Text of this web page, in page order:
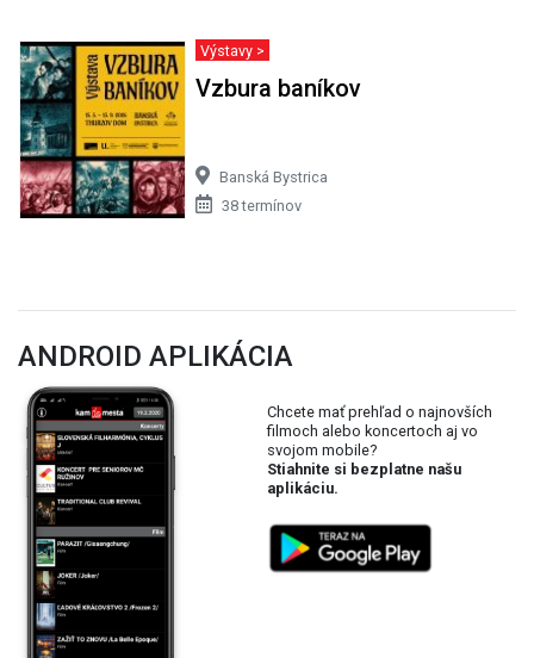
Výstavy >
Vzbura baníkov
Banská Bystrica
38 termínov
ANDROID APLIKÁCIA
Chcete mať prehľad o najnovších
filmoch alebo koncertoch aj vo
svojom mobile?
Stiahnite si bezplatne našu
aplikáciu.